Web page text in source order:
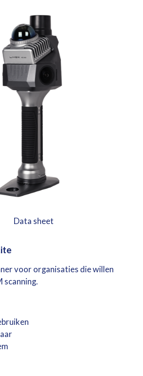
Data sheet
voor organisaties diewillen
scanning.